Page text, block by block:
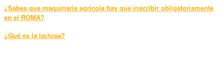
¿Sabes que maquinaria agrícola hay que inscribir obligatoriamente
en el ROMA?
¿Qué es la lactosa?